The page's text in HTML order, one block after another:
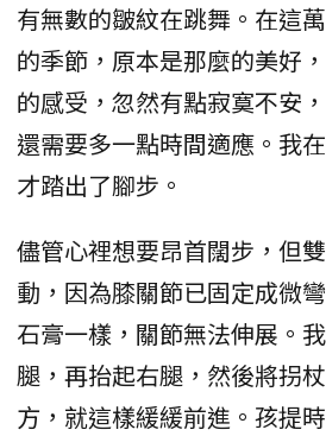
有無數的皺紋在跳舞。在這
的季節，原本是那麼的美好
的感受，忽然有點寂寞不安
還需要多一點時間適應。我
才踏出了腳步。
儘管心裡想要昂首闊步，但
動，因為膝關節已固定成微
石膏一樣，關節無法伸展。
腿，再抬起右腿，然後將拐
方，就這樣緩緩前進。孩提